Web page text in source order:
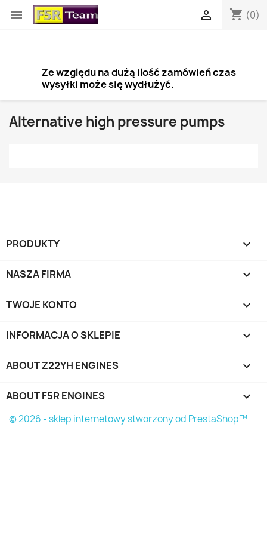
 shopping_cart (0)

Ze względu na dużą ilość zamówień czas
wysyłki może się wydłużyć.
Alternative high pressure pumps
PRODUKTY 
NASZA FIRMA 
TWOJE KONTO 
INFORMACJA O SKLEPIE keyboard_arrow_down
Nazwa listy życzeń
ABOUT Z22YH ENGINES 
ABOUT F5R ENGINES 
© 2026 - sklep internetowy stworzony od PrestaShop™